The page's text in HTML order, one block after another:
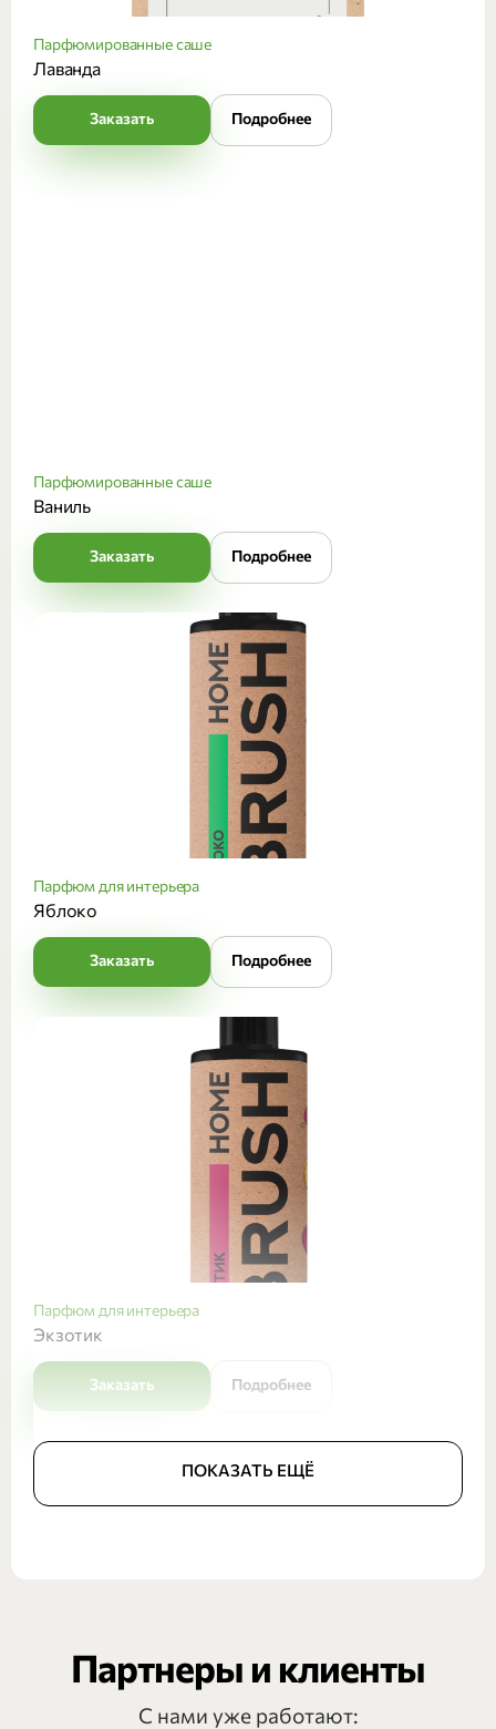
Парфюмированные саше
Лаванда
Заказать Подробнее
Парфюмированные саше
Ваниль
Заказать Подробнее
Парфюм для интерьера
Яблоко
Заказать Подробнее
Парфюм для интерьера
Экзотик
Заказать Подробнее
ПОКАЗАТЬ ЕЩЁ
Партнеры и клиенты
С нами уже работают: